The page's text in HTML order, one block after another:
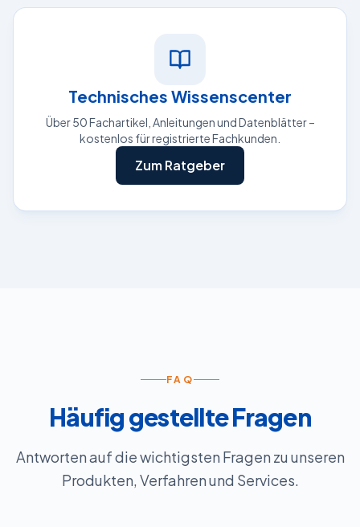
Technisches Wissenscenter
Über 50 Fachartikel, Anleitungen und Datenblätter –
kostenlos für registrierte Fachkunden.
Zum Ratgeber
FAQ
Häufig gestellte Fragen
Antworten auf die wichtigsten Fragen zu unseren
Produkten, Verfahren und Services.